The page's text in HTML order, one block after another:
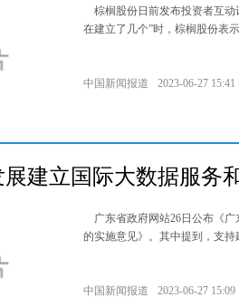
棕榈股份日前发布投资者互动
在建立了几个”时，棕榈股份表
中国新闻报道 2023-06-27 15:41
展建立国际大数据服务
广东省政府网站26日公布《广
的实施意见》。其中提到，支
中国新闻报道 2023-06-27 15:09